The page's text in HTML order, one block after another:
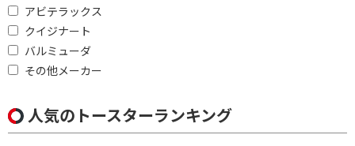
アビテラックス
クイジナート
バルミューダ
その他メーカー
電熱式
ヒーター/スチーム
消費電力で絞り込む
1001W以上
500W以下
1000W以上
1300W
人気のトースターランキング